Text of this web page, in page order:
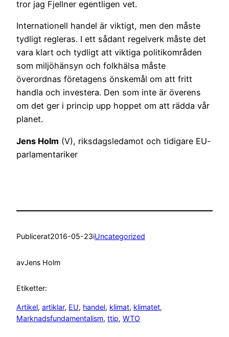
tror jag Fjellner egentligen vet.
Internationell handel är viktigt, men den måste
tydligt regleras. I ett sådant regelverk måste det
vara klart och tydligt att viktiga politikområden
som miljöhänsyn och folkhälsa måste
överordnas företagens önskemål om att fritt
handla och investera. Den som inte är överens
om det ger i princip upp hoppet om att rädda vår
planet.
Jens Holm (V), riksdagsledamot och tidigare EU-
parlamentariker
Publicerat2016-05-23iUncategorized
avJens Holm
Etiketter:
Artikel, artiklar, EU, handel, klimat, klimatet
Marknadsfundamentalism, ttip, WTO